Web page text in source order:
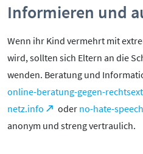
Informieren und
Wenn ihr Kind vermehrt mit
wird, sollten sich Eltern an die
wenden. Beratung und
online-beratung-gegen-
netz.info
oder no-hate-
anonym und streng vertraulich.
Medienkurse
Online-Game
Presse
Mediathek
Mediencoaches
Materialien